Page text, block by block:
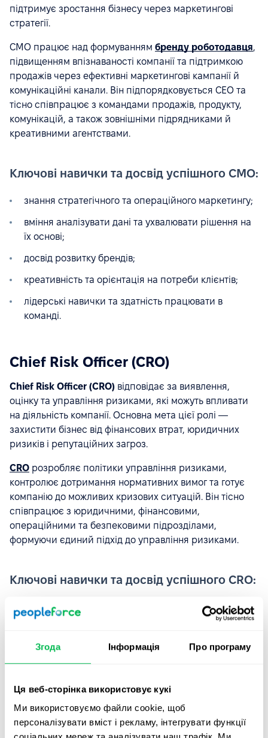
Згода Інформація Про програму
Ця веб-сторінка використовує кукі
Ми використовуємо файли cookie, щоб
персоналізувати вміст і рекламу, інтегрувати функції
підтримує зростання бізнесу через маркетингові
стратегії.
CMO працює над формуванням бренду роботодавця,
підвищенням впізнаваності компанії та підтримкою
продажів через ефективні маркетингові кампанії й
комунікаційні канали. Він підпорядковується CEO та
тісно співпрацює з командами продажів, продукту,
комунікацій, а також зовнішніми підрядниками й
креативними агентствами.
Ключові навички та досвід успішного CMO:
знання стратегічного та операційного маркетингу;
вміння аналізувати дані та ухвалювати рішення на
їх основі;
досвід розвитку брендів;
креативність та орієнтація на потреби клієнтів;
лідерські навички та здатність працювати в
команді.
Chief Risk Officer (CRO)
Chief Risk Officer (CRO) відповідає за виявлення,
оцінку та управління ризиками, які можуть впливати
на діяльність компанії. Основна мета цієї ролі —
захистити бізнес від фінансових втрат, юридичних
ризиків і репутаційних загроз.
CRO розробляє політики управління ризиками,
контролює дотримання нормативних вимог та готує
компанію до можливих кризових ситуацій. Він тісно
співпрацює з юридичними, фінансовими,
операційними та безпековими підрозділами,
формуючи єдиний підхід до управління ризиками.
Ключові навички та досвід успішного CRO:
здатність виявляти та оцінювати ризики;
управління ризиками;
вміння швидко ухвалювати рішення в кризових
знання права, фінансів та кризового менеджменту;